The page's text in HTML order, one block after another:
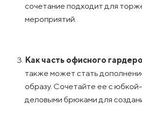
сочетание подходит для
мероприятий.
Как часть офисного
также может стать
образу. Сочетайте ее с
деловыми брюками для